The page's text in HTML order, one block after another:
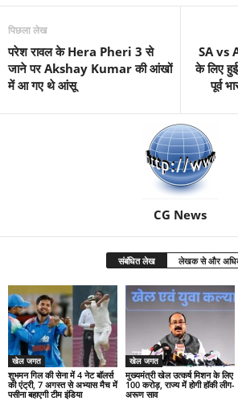
पिछला लेख
परेश रावल के Hera Pheri 3 से
जाने पर Akshay Kumar की आंखों
में आ गए थे आंसू
SA vs
के लिए हुई
पूर्व
CG News
संबंधित लेख लेखक से और
खेल जगत
शुभमन गिल की सेना में 4 नेट बॉलर्स
की एंट्री, 7 अगस्त से अभ्यास मैच में
पसीना बहाएगी टीम इंडिया
खेल जगत
मुख्यमंत्री खेल उत्कर्ष मिशन के लिए
100 करोड़, राज्य में होगी हॉकी लीग-
अरूण साव